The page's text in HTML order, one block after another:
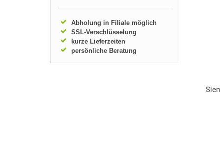
Abholung in Filiale möglich
SSL-Verschlüsselung
kurze Lieferzeiten
persönliche Beratung